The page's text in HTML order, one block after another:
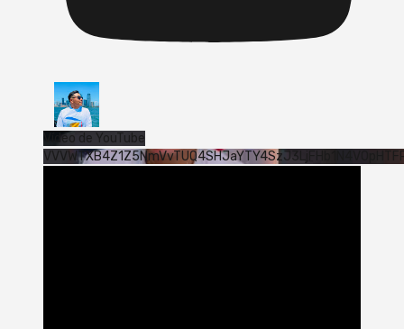
Vídeo de YouTube